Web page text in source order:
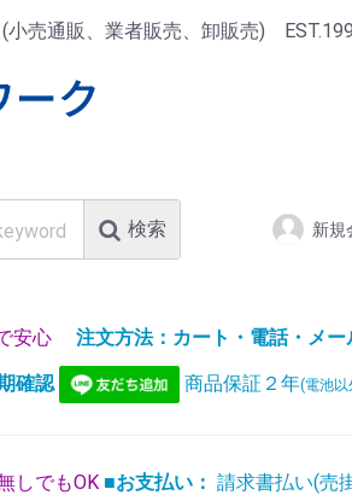
小売通販、業者販売、卸販売)
検索 新規
安心 注文方法：カート・電話・メー
確認
商品保証２年(電池以
しでもOK ■お支払い： 請求書払い(売